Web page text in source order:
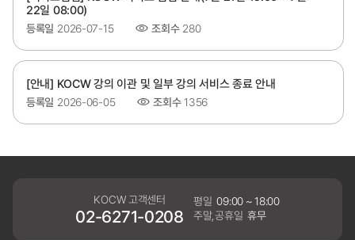
22일 08:00)
등록일 2026-07-15 조회수 280
[안내] KOCW 강의 이관 및 일부 강의 서비스 종료 안내
등록일 2026-06-05 조회수 1356
KOCW 고객센터
02-6271-0208
평일 09:00 ~ 18:00
주말,공휴일 휴무